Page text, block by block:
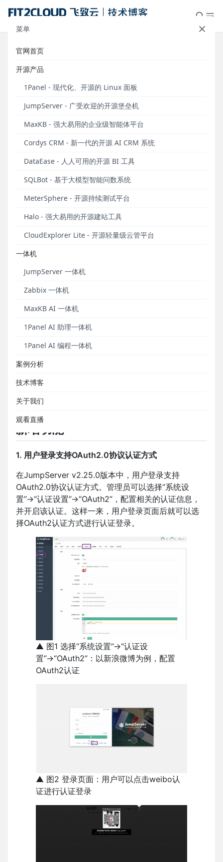
菜单
官网首页
开源产品
1Panel - 现代化、开源的 Linux 面板
JumpServer - 广受欢迎的开源堡垒机
MaxKB - 强大易用的企业级智能体平台
Cordys CRM - 新一代的开源 AI CRM 系统
DataEase - 人人可用的开源 BI 工具
SQLBot - 基于大模型智能问数系统
MeterSphere - 开源持续测试平台
Halo - 强大易用的开源建站工具
CloudExplorer Lite - 开源轻量级云管平台
一体机
JumpServer 一体机
Zabbix 一体机
MaxKB AI 一体机
1Panel AI 助理一体机
1Panel AI 编程一体机
案例分析
技术博客
关于我们
观看直播
支持OAuth2.0协议认证，
JumpServer堡垒机v2.25.0发布
v2.25.0版本。在这一版本中，用户登录支持OAuth2.0
协议认证方式，管理员配置OAuth2相关的认证信息，
录。同时，系统设置新增系统⼯具Ping和Telnet，更方
便用户检测网络的连通情况和分析网络速度。另外，
了支持腾讯云和阿里云的短信服务外，在这一版本新
增支持CMPP v2.0协议短信网关。
另外，在“云同步”模块中，JumpServer新增支持局域
云、腾讯云、华为云、百度云、京东云、AWS（中
国）、AWS（国际）、Azure（中国）、Azure（国
OpenStack、Nutanix、华为Fusion Compute以外，
还支持局域网同步，满足了企业在多云资产纳管方面
统一纳管。
新增功能
1. 用户登录支持OAuth2.0协议认证方式
在JumpServer v2.25.0版本中，用户登录支持
OAuth2.0协议认证方式。管理员可以选择“系统设
置”→“认证设置”→“OAuth2”，配置相关的认证信息，
并开启该认证。这样一来，用户登录页面后就可以选
择OAuth2认证方式进行认证登录。
▲ 图1 选择“系统设置”→“认证设
置”→“OAuth2”：以新浪微博为例，配置
OAuth2认证
▲ 图2 登录页面：用户可以点击weibo认
证进行认证登录